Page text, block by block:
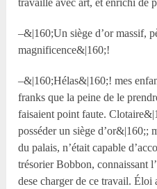
travaillé avec art, et enrichi de
–&|160;Un siège d’or massif,
magnificence&|160;!
–&|160;Hélas&|160;! mes
franks que la peine de le
faisaient point faute.
posséder un siège d’or&|160;;
du palais, n’était capable
trésorier Bobbon, connaissant
dese charger de ce travail. Éloi